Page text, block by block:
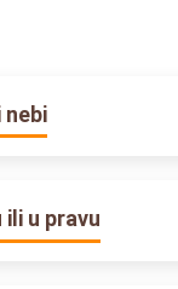
nebi
ili u pravu